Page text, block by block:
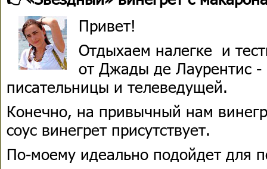
Привет!
Отдыхаем налегке и
от Джады де Лаурентис
писательницы и телеведущей.
Конечно, на привычный нам
соус винегрет присутствует.
По-моему идеально подойдет для